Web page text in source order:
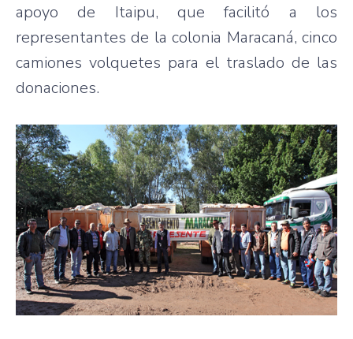
apoyo de Itaipu, que facilitó a los
representantes de la colonia Maracaná, cinco
camiones volquetes para el traslado de las
donaciones.